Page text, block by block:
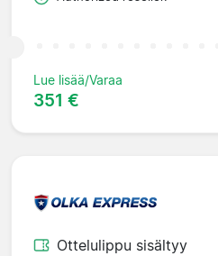
Lue lisää/Varaa
351 €
Ottelulippu sisältyy